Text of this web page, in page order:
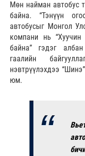
Мөн найман автобус
байна. “Тэнүүн
автобусыг Монгол
компани нь
байна” гэдэг
гаалийн
нэвтрүүлэхдээ
юм.